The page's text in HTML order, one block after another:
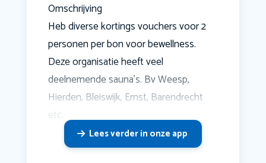
Omschrijving
Heb diverse kortings vouchers voor 2
personen per bon voor bewellness.
Deze organisatie heeft veel
deelnemende sauna's. Bv Weesp,
Hierden, Bleiswijk, Emst, Barendrecht
etc.
Lees verder in onze app